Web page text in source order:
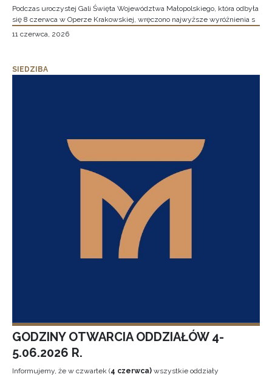
Podczas uroczystej Gali Święta Województwa Małopolskiego, która odbyła
się 8 czerwca w Operze Krakowskiej, wręczono najwyższe wyróżnienia s
11 czerwca, 2026
SIEDZIBA
GODZINY OTWARCIA ODDZIAŁÓW 4-
5.06.2026 R.
Informujemy, że w czwartek (4 czerwca) wszystkie oddziały